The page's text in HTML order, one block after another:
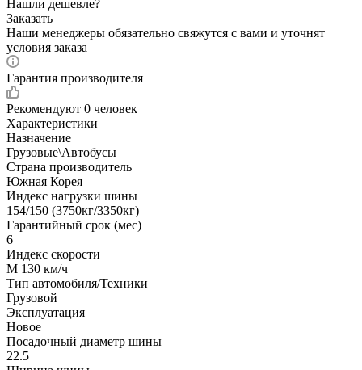
Нашли дешевле?
Заказать
Наши менеджеры обязательно свяжутся с вами и уточнят
условия заказа
Гарантия производителя
Рекомендуют 0 человек
Характеристики
Назначение
Грузовые\Автобусы
Страна производитель
Южная Корея
Индекс нагрузки шины
154/150 (3750кг/3350кг)
Гарантийный срок (мес)
6
Индекс скорости
M 130 км/ч
Тип автомобиля/Техники
Грузовой
Эксплуатация
Новое
Посадочный диаметр шины
22.5